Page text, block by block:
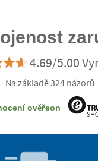
4.69/5.00
Na základě 324 názorů
ověřeon